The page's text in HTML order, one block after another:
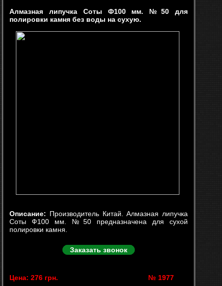
Алмазная липучка Соты Ф100 мм. №50 для
полировки камня без воды на сухую.
Описание: Производитель Китай. Алмазная липучка
Соты Ф100 мм. №50 предназначена для сухой
полировки камня.
Заказать звонок
Цена: 276 грн. № 1977